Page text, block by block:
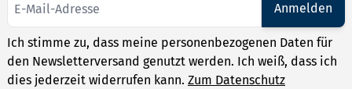
Anmelden
Ich stimme zu, dass meine personenbezogenen Daten für
den Newsletterversand genutzt werden. Ich weiß, dass ich
dies jederzeit widerrufen kann. Zum Datenschutz